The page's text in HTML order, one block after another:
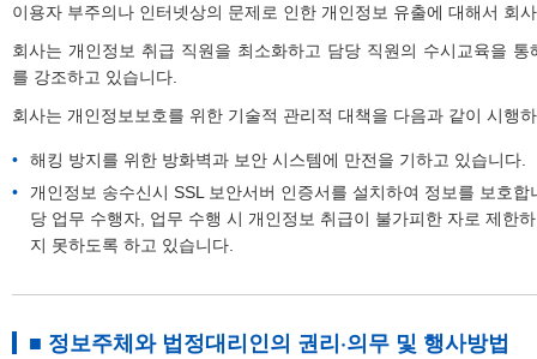
이용자 부주의나 인터넷상의 문제로 인한 개인정보 유출에 대해서 회
회사는 개인정보 취급 직원을 최소화하고 담당 직원의 수시교육을
를 강조하고 있습니다.
회사는 개인정보보호를 위한 기술적 관리적 대책을 다음과 같이 시행
해킹 방지를 위한 방화벽과 보안 시스템에 만전을 기하고 있습니다.
개인정보 송수신시 SSL 보안서버 인증서를 설치하여 정보를 보호
당 업무 수행자, 업무 수행 시 개인정보 취급이 불가피한 자로 제한
지 못하도록 하고 있습니다.
■ 정보주체와 법정대리인의 권리·의무 및 행사방법